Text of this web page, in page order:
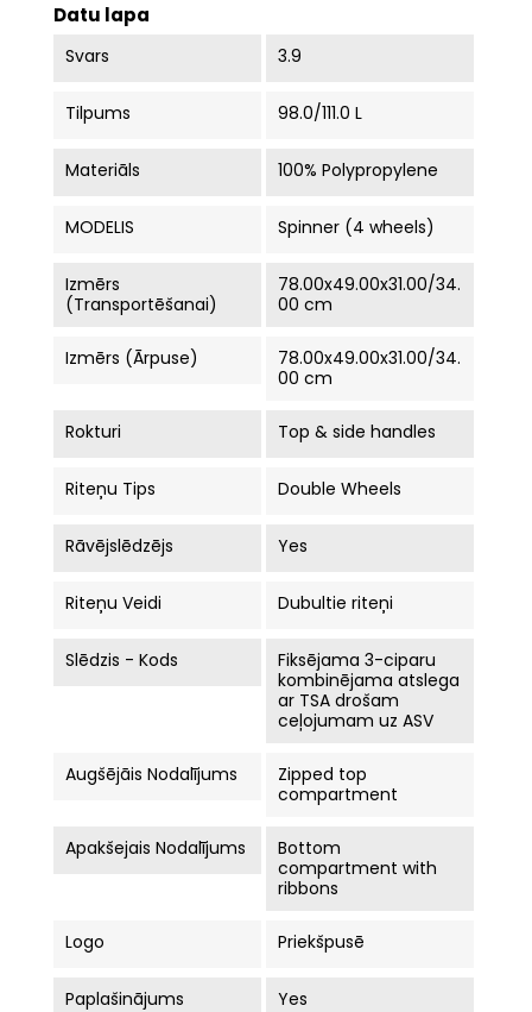
Datu lapa
Svars 3.9
Tilpums 98.0/111.0 L
Materiāls 100% Polypropylene
MODELIS Spinner (4 wheels)
Izmērs
(Transportēšanai)
78.00x49.00x31.00/34.
00 cm
Izmērs (ārpuse)
78.00x49.00x31.00/34.
00 cm
Rokturi Top & side handles
Riteņu Tips Double Wheels
Rāvējslēdzējs Yes
Riteņu Veidi Dubultie riteņi
Slēdzis - Kods
Fiksējama 3-ciparu
kombinējama atslega
ar TSA drošam
ceļojumam uz ASV
Augšējāis Nodalījums
Zipped top
compartment
Apakšejais Nodalījums
Bottom
compartment with
ribbons
Logo Priekšpusē
Paplašinājums Yes